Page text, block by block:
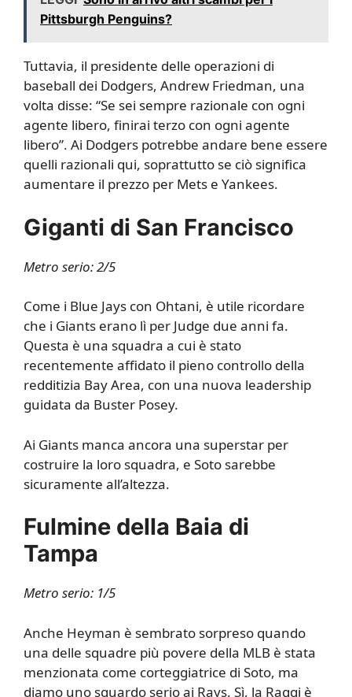
Pittsburgh Penguins?
Tuttavia, il presidente delle operazioni di
baseball dei Dodgers, Andrew Friedman, una
volta disse: “Se sei sempre razionale con ogni
agente libero, finirai terzo con ogni agente
libero”. Ai Dodgers potrebbe andare bene essere
quelli razionali qui, soprattutto se ciò significa
aumentare il prezzo per Mets e Yankees.
Giganti di San Francisco
Metro serio: 2/5
Come i Blue Jays con Ohtani, è utile ricordare
che i Giants erano lì per Judge due anni fa.
Questa è una squadra a cui è stato
recentemente affidato il pieno controllo della
redditizia Bay Area, con una nuova leadership
guidata da Buster Posey.
Ai Giants manca ancora una superstar per
costruire la loro squadra, e Soto sarebbe
sicuramente all’altezza.
Fulmine della Baia di
Tampa
Metro serio: 1/5
Anche Heyman è sembrato sorpreso quando
una delle squadre più povere della MLB è stata
menzionata come corteggiatrice di Soto, ma
diamo uno sguardo serio ai Rays. Sì, la Raggi è